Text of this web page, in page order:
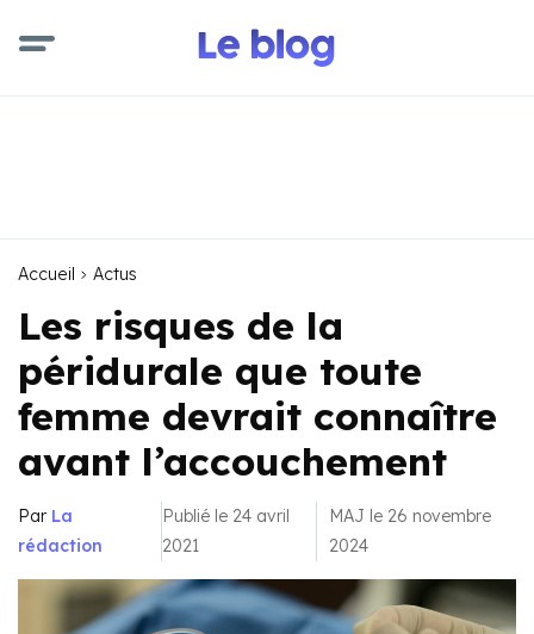
Accueil Actus
Les risques de la
péridurale que toute
femme devrait connaître
avant l’accouchement
Par La
rédaction
Publié le 24 avril
2021
MAJ le 26 novembre
2024